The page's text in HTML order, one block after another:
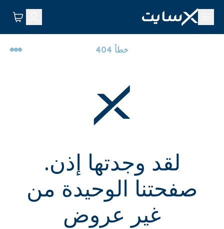
خطأ 404
لقد وجدتها إذن.
صفحتنا الوحيدة من
غير عروض